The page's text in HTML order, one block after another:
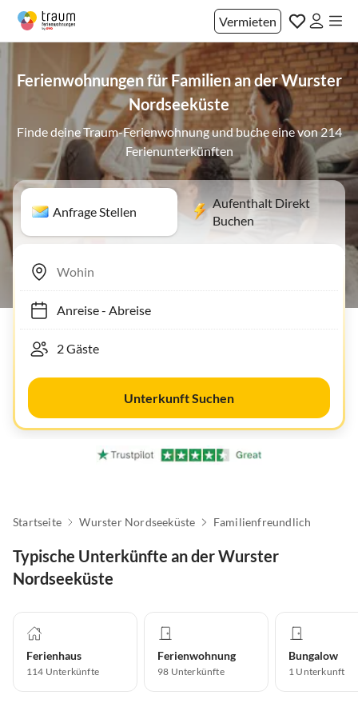
Vermieten
Ferienwohnungen für Familien an der Wurster
Nordseeküste
Finde deine Traum-Ferienwohnung und buche eine von 214
Ferienunterkünften
Anfrage Stellen
Aufenthalt Direkt
Buchen
Anreise- Abreise
Unterkunft Suchen
Startseite Wurster Nordseeküste Familienfreundlich
Typische Unterkünfte an der Wurster
Nordseeküste
Ferienhaus
114 Unterkünfte
Ferienwohnung
98 Unterkünfte
Bungalow
1 Unterkunft